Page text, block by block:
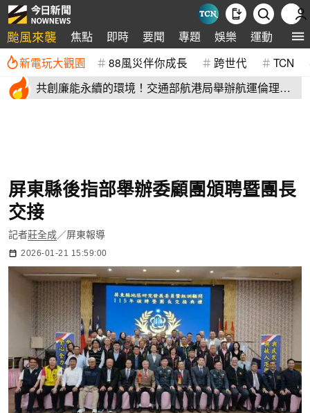
颱風來襲 焦點 即時 要聞 專題 娛樂 運動 全球
新電玩大觀園 88風災伴你成長 跨世代 TCN
共創廉能永續的環境！交通部航港局舉辦航運倫理與
屏東縣後指部舉辦委顧團頒聘暨團長
交接
記者莊全成／屏東報導
2026-01-21 15:59:00